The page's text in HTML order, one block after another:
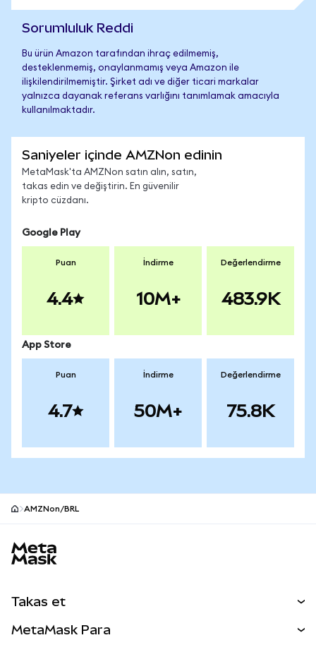
Sorumluluk Reddi
Bu ürün Amazon tarafından ihraç edilmemiş,
desteklenmemiş, onaylanmamış veya Amazon ile
ilişkilendirilmemiştir. Şirket adı ve diğer ticari markalar
yalnızca dayanak referans varlığını tanımlamak amacıyla
kullanılmaktadır.
Saniyeler içinde AMZNon edinin
MetaMask'ta AMZNon satın alın, satın,
takas edin ve değiştirin. En güvenilir
kripto cüzdanı.
Google Play
Puan
4.4
İndirme
10M+
Değerlendirme
483.9K
App Store
Puan
4.7
İndirme
50M+
Değerlendirme
75.8K
AMZNon/BRL
Takas et
MetaMask Para